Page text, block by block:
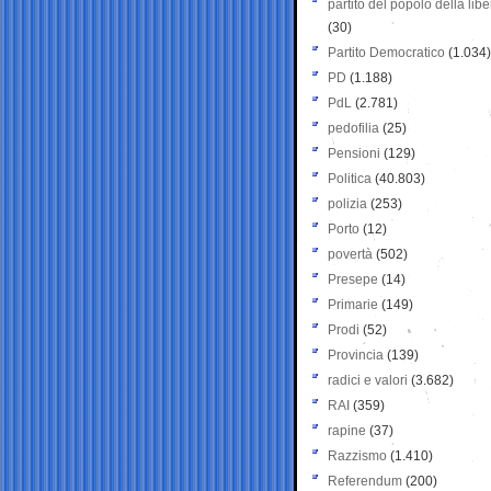
partito del popolo della
(30)
Partito Democratico (1.034)
PD (1.188)
PdL (2.781)
pedofilia (25)
Pensioni (129)
Politica (40.803)
polizia (253)
Porto (12)
povertà (502)
Presepe (14)
Primarie (149)
Prodi (52)
Provincia (139)
radici e valori (3.682)
RAI (359)
rapine (37)
Razzismo (1.410)
Referendum (200)